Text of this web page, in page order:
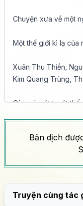
Chuyện xưa về một
Một thế giới kì lạ của
Xuân Thu Thiền,
Kim Quang Trùng,
Còn có một tuyệt thế
Người hiểu hắn sẽ
Hắn đi trên con
Bản dịch
Truyện cùng tác